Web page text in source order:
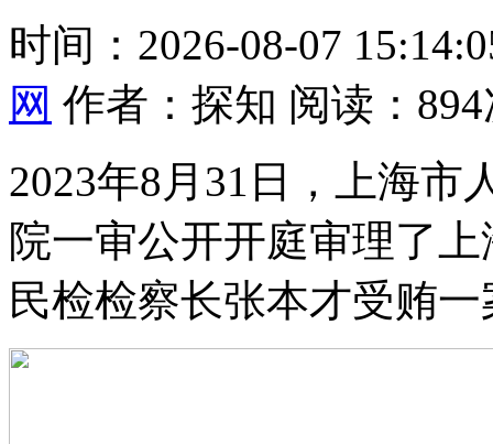
时间：2026-08-07
网 作者：探知 阅读：
2023年8月31日，上海市
院一审公开开庭审理了
民检检察长张本才受贿